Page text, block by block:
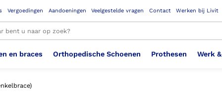
Vergoedingen Aandoeningen Veelgestelde vragen Contact Werken bij Livit
en braces Orthopedische Schoenen Prothesen Werk